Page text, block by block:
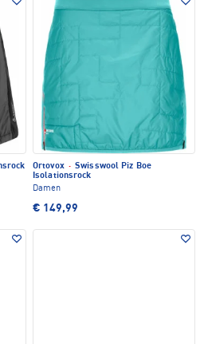
Ortovox · Swisswool Piz Boe
Isolationsrock
Damen
€ 149,99